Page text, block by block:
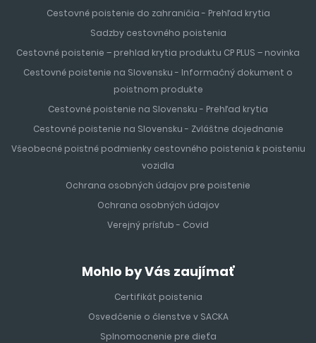
Cestovné poistenie do zahraničia - Prehľad krytia
Sadzby cestovného poistenia
Cestovné poistenie – prehlad krytia produktu CP PLUS – novinka
Cestovné poistenie na Slovensku - Informačný dokument o
poistnom produkte
Cestovné poistenie na Slovensku - Prehľad krytia
Cestovné poistenie na Slovensku - Zvláštne dojednanie
Všeobecné poistné podmienky cestovného poistenia k poisteniu
vozidla
Ochrana osobných údajov pre poistenie
Ochrana osobných údajov
Verejný prísľub - Covid
Mohlo by Vás zaujímať
Certifikát poistenia
Osvedčenie o členstve v SACKA
Splnomocnenie pre dieťa